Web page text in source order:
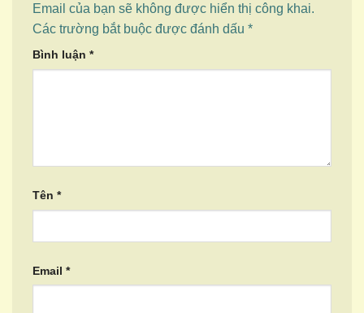
Email của bạn sẽ không được hiển thị công khai.
Các trường bắt buộc được đánh dấu *
Bình luận *
Tên *
Email *